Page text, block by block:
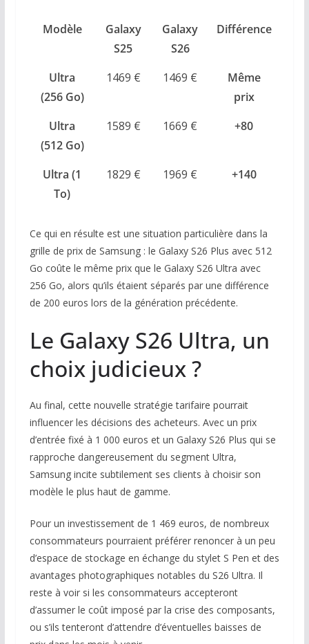
Modèle
Galaxy
S25
Galaxy
S26
Différence
Ultra
(256 Go)
1469 € 1469 €
Même
prix
Ultra
(512 Go)
1589 € 1669 € +80
Ultra (1
To)
1829 € 1969 € +140
Ce qui en résulte est une situation particulière dans la
grille de prix de Samsung : le Galaxy S26 Plus avec 512
Go coûte le même prix que le Galaxy S26 Ultra avec
256 Go, alors qu’ils étaient séparés par une différence
de 200 euros lors de la génération précédente.
Le Galaxy S26 Ultra, un
choix judicieux ?
Au final, cette nouvelle stratégie tarifaire pourrait
influencer les décisions des acheteurs. Avec un prix
d’entrée fixé à 1 000 euros et un Galaxy S26 Plus qui se
rapproche dangereusement du segment Ultra,
Samsung incite subtilement ses clients à choisir son
modèle le plus haut de gamme.
Pour un investissement de 1 469 euros, de nombreux
consommateurs pourraient préférer renoncer à un peu
d’espace de stockage en échange du stylet S Pen et des
avantages photographiques notables du S26 Ultra. Il
reste à voir si les consommateurs accepteront
d’assumer le coût imposé par la crise des composants,
ou s’ils tenteront d’attendre d’éventuelles baisses de